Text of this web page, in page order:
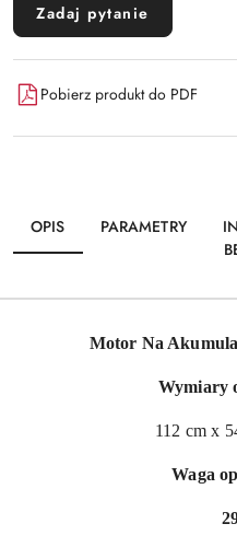
Zadaj pytanie
Pobierz produkt do PDF
OPIS PARAMETRY
Motor Na
Wymiary
112 cm x
Waga